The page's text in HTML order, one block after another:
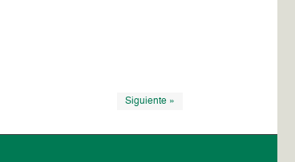
Siguiente »